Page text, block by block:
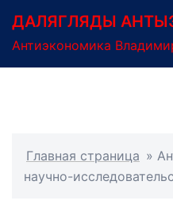
содержимому
ДАЛЯГЛЯДЫ
Антиэкономика
Главная страница »
научно-